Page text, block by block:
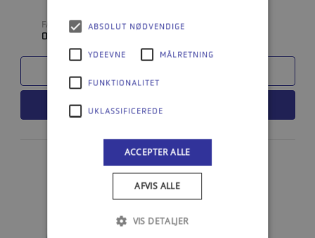
FABRIKAT
0
ABSOLUT NØDVENDIGE
YDEEVNE MÅLRETNING
FUNKTIONALITET
UKLASSIFICEREDE
ACCEPTER ALLE
AFVIS ALLE
VIS DETALJER